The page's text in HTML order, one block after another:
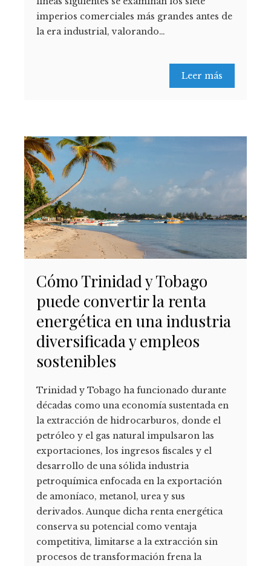
imperios comerciales más grandes antes de
la era industrial, valorando…
Leer más
Cómo Trinidad y Tobago
puede convertir la renta
energética en una industria
diversificada y empleos
sostenibles
Trinidad y Tobago ha funcionado durante
décadas como una economía sustentada en
la extracción de hidrocarburos, donde el
petróleo y el gas natural impulsaron las
exportaciones, los ingresos fiscales y el
desarrollo de una sólida industria
petroquímica enfocada en la exportación
de amoníaco, metanol, urea y sus
derivados. Aunque dicha renta energética
conserva su potencial como ventaja
competitiva, limitarse a la extracción sin
procesos de transformación frena la